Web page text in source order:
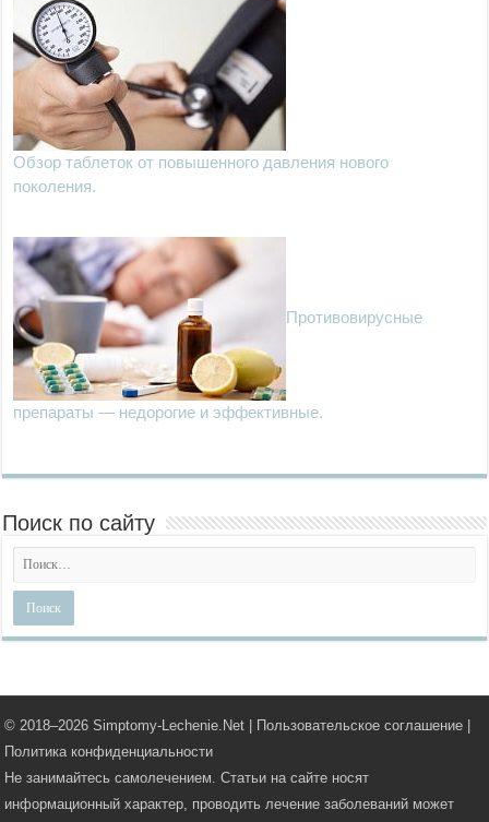
Обзор таблеток от повышенного давления нового
поколения.
Противовирусные
препараты — недорогие и эффективные.
Поиск по сайту
© 2018–2026 Simptomy-Lechenie.Net | Пользовательское соглашение
Политика конфиденциальности
Не занимайтесь самолечением. Статьи на сайте носят
информационный характер, проводить лечение заболеваний может